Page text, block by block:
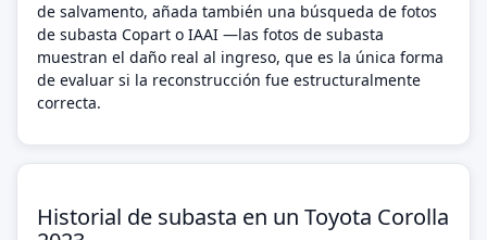
de salvamento, añada también una búsqueda de fotos
de subasta Copart o IAAI —las fotos de subasta
muestran el daño real al ingreso, que es la única forma
de evaluar si la reconstrucción fue estructuralmente
correcta.
Historial de subasta en un Toyota Corolla